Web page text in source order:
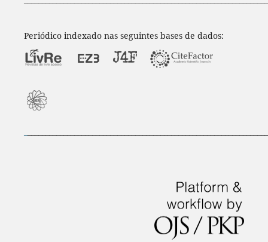
Periódico indexado nas seguintes bases de dados: